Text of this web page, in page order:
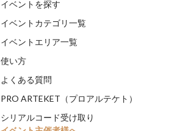
イベントを探す
イベントカテゴリ一覧
イベントエリア一覧
使い方
よくある質問
PRO ARTEKET（プロアルテケト）
シリアルコード受け取り